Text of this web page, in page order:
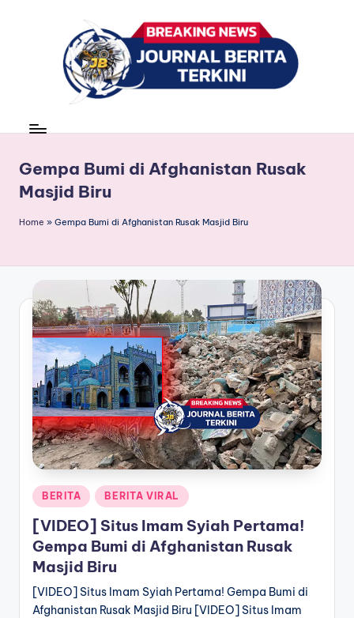
r
n
a
B
e
ri
t
a
T
e
r
k
n
news
Gempa Bumi di Afghanistan Rusak
Masjid Biru
Home » Gempa Bumi di Afghanistan Rusak Masjid Biru
Posted
in
BERITA BERITA VIRAL
[VIDEO] Situs Imam Syiah Pertama!
Gempa Bumi di Afghanistan Rusak
Masjid Biru
[VIDEO] Situs Imam Syiah Pertama! Gempa Bumi di
Afghanistan Rusak Masjid Biru [VIDEO] Situs Imam